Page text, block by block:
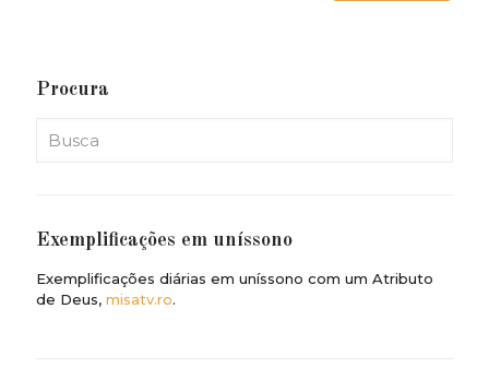
Procura
Exemplificações em uníssono
Exemplificações diárias em uníssono com um Atributo
de Deus, misatv.ro.